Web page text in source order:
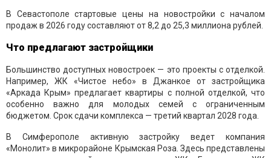
В Севастополе стартовые цены на новостройки с началом
продаж в 2026 году составляют от 8,2 до 25,3 миллиона рублей.
Что предлагают застройщики
Большинство доступных новостроек — это проекты с отделкой.
Например, ЖК «Чистое небо» в Джанкое от застройщика
«Аркада Крым» предлагает квартиры с полной отделкой, что
особенно важно для молодых семей с ограниченным
бюджетом. Срок сдачи комплекса — третий квартал 2028 года.
В Симферополе активную застройку ведет компания
«Монолит» в микрорайоне Крымская Роза. Здесь представлены